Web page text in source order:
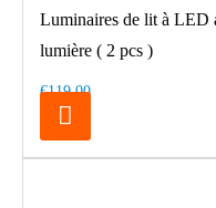
Luminaires de lit à LED
lumière ( 2 pcs )
€119.00